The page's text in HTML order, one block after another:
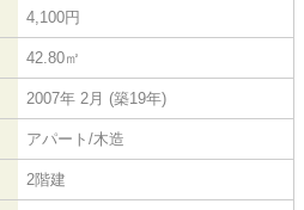
4,100円
42.80㎡
2007年 2月 (築19年)
アパート/木造
2階建